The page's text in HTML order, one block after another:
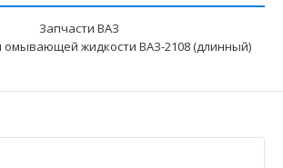
Запчасти ВАЗ
омывающей жидкости ВАЗ-2108 (длинный)